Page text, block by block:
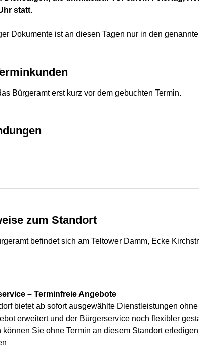
statt.
Dokumente ist an diesen Tagen nur in den
Bürgeramt erst kurz vor dem gebuchten Termin.
zum Standort
befindet sich am Teltower Damm, Ecke
– Terminfreie Angebote
bietet ab sofort ausgewählte Dienstleistungen
erweitert und der Bürgerservice noch flexibler
Sie ohne Termin an diesem Standort